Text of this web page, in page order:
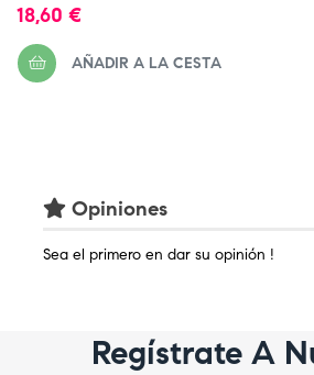
Precio
18,60 €
AÑADIR A LA CESTA
Opiniones
Sea el primero en dar su opinión !
Regístrate A